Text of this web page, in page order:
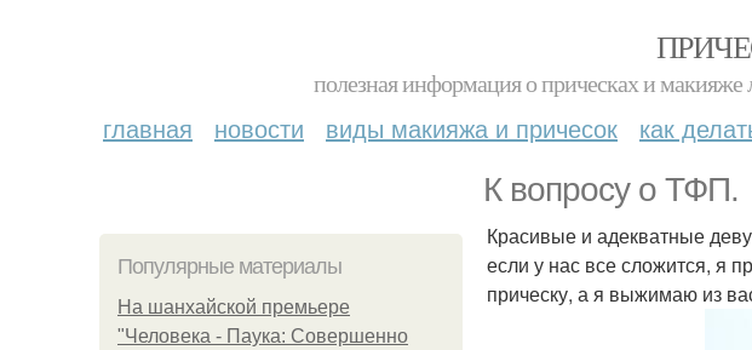
полезная информация о прическах и макияже
главная новости виды макияжа и причесок как
К вопросу о ТФП.
Популярные материалы
На шанхайской премьере
"Человека - Паука: Совершенно
Красивые и адекватные
если у нас все сложится, я
прическу, а я выжимаю из